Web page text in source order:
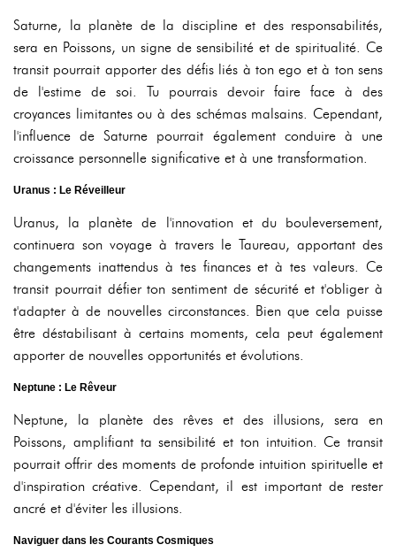
Saturne, la planète de la discipline et des responsabilités,
sera en Poissons, un signe de sensibilité et de spiritualité. Ce
transit pourrait apporter des défis liés à ton ego et à ton sens
de l'estime de soi. Tu pourrais devoir faire face à des
croyances limitantes ou à des schémas malsains. Cependant,
l'influence de Saturne pourrait également conduire à une
croissance personnelle significative et à une transformation.
Uranus : Le Réveilleur
Uranus, la planète de l'innovation et du bouleversement,
continuera son voyage à travers le Taureau, apportant des
changements inattendus à tes finances et à tes valeurs. Ce
transit pourrait défier ton sentiment de sécurité et t'obliger à
t'adapter à de nouvelles circonstances. Bien que cela puisse
être déstabilisant à certains moments, cela peut également
apporter de nouvelles opportunités et évolutions.
Neptune : Le Rêveur
Neptune, la planète des rêves et des illusions, sera en
Poissons, amplifiant ta sensibilité et ton intuition. Ce transit
pourrait offrir des moments de profonde intuition spirituelle et
d'inspiration créative. Cependant, il est important de rester
ancré et d'éviter les illusions.
Naviguer dans les Courants Cosmiques